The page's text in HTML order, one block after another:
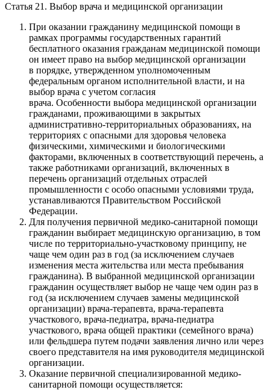
Статья 21. Выбор врача и медицинской организации
При оказании гражданину медицинской помощи в
рамках программы государственных гарантий
бесплатного оказания гражданам медицинской помощи
он имеет право на выбор медицинской организации
в порядке, утвержденном уполномоченным
федеральным органом исполнительной власти, и на
выбор врача с учетом согласия
врача. Особенности выбора медицинской организации
гражданами, проживающими в закрытых
административно-территориальных образованиях, на
территориях с опасными для здоровья человека
физическими, химическими и биологическими
факторами, включенных в соответствующий перечень, а
также работниками организаций, включенных в
перечень организаций отдельных отраслей
промышленности с особо опасными условиями труда,
устанавливаются Правительством Российской
Федерации.
Для получения первичной медико-санитарной помощи
гражданин выбирает медицинскую организацию, в том
числе по территориально-участковому принципу, не
чаще чем один раз в год (за исключением случаев
изменения места жительства или места пребывания
гражданина). В выбранной медицинской организации
гражданин осуществляет выбор не чаще чем один раз в
год (за исключением случаев замены медицинской
организации) врача-терапевта, врача-терапевта
участкового, врача-педиатра, врача-педиатра
участкового, врача общей практики (семейного врача)
или фельдшера путем подачи заявления лично или через
своего представителя на имя руководителя медицинской
организации.
Оказание первичной специализированной медико-
санитарной помощи осуществляется: